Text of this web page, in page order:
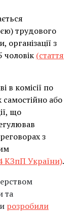
трудового
організації з
(стаття
в комісії по
або
що
з
КЗпП України).
та
розробили